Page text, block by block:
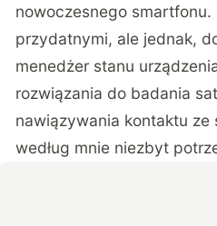
nowoczesnego smartfonu.
przydatnymi, ale jednak,
menedżer stanu
rozwiązania do badania
nawiązywania kontaktu ze
według mnie niezbyt